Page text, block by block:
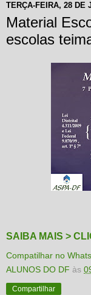
TERÇA-FEIRA, 28 DE
Material
escolas
SAIBA MAIS >
Compatilhar no
ALUNOS DO DF às
Compartilhar